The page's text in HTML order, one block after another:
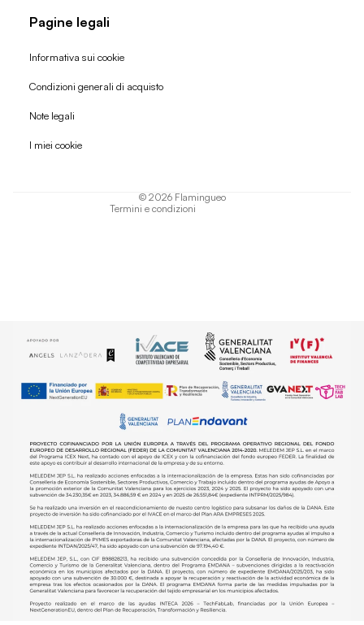
Pagine legali
Informativa sui cookie
Condizioni generali di acquisto
Note legali
I miei cookie
© 2026 Flamingueo
Termini e condizioni
Politica di rimborso